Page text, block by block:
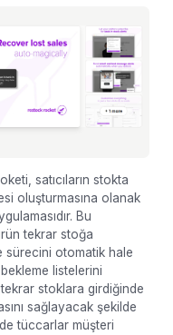
satıcıların stokta
oluşturmasına olanak
Bu
tekrar stoğa
sürecini otomatik hale
listelerini
stoklara girdiğinde
sağlayacak şekilde
tüccarlar müşteri